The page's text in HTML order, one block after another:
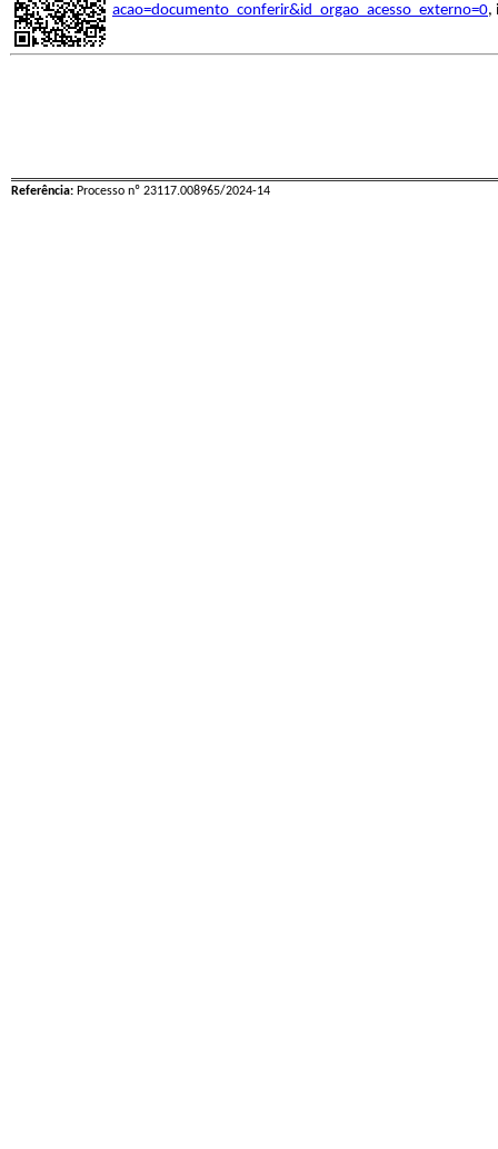
acao=documento_conferir&id_orgao_acesso_externo=0,
Referência: Processo nº 23117.008965/2024-14